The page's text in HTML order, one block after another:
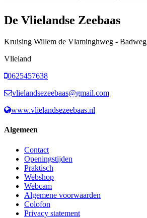
De Vlielandse Zeebaas
Kruising Willem de Vlaminghweg - Badweg
Vlieland
0625457638
vlielandsezeebaas@gmail.com
www.vlielandsezeebaas.nl
Algemeen
Contact
Openingstijden
Praktisch
Webshop
Webcam
Algemene voorwaarden
Colofon
Privacy statement